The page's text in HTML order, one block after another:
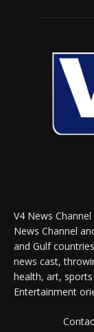
V4 News
News Channel
and Gulf
news cast,
health, art,
Entertainment